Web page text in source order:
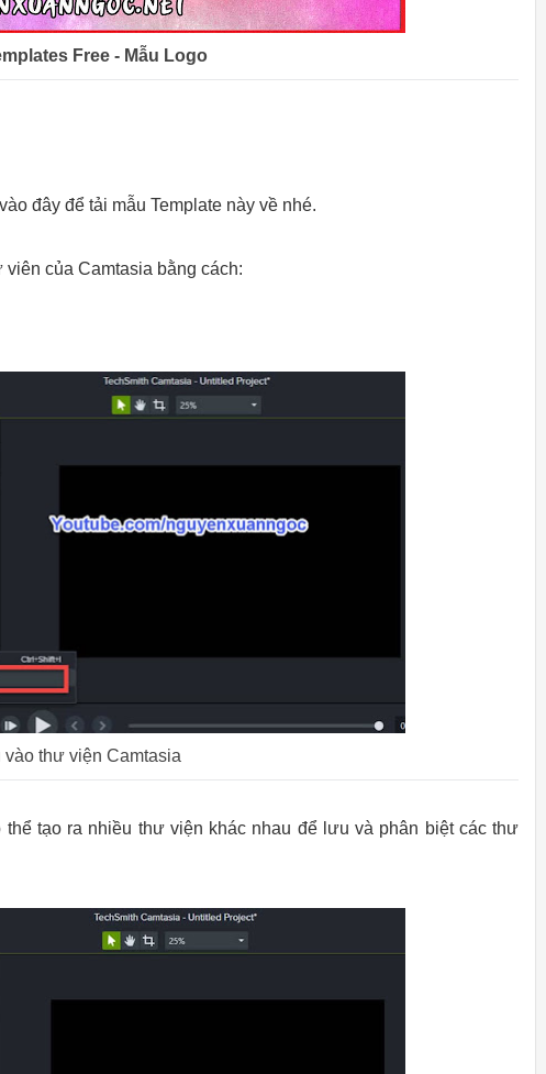
Free - Mẫu Logo
đây để tải mẫu Template này về nhé.
của Camtasia bằng cách:
thư viện Camtasia
tạo ra nhiều thư viện khác nhau để lưu và phân biệt các thư